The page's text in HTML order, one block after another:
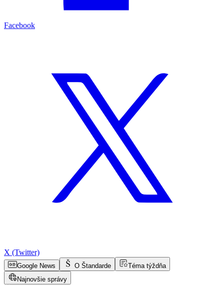
Facebook
X (Twitter)
Google News O Štandarde
Téma týždňa
Najnovšie správy